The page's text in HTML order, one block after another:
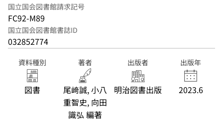
国立国会図書館請求記号
FC92-M89
国立国会図書館書誌ID
032852774
資料種別
図書
著者
尾﨑誠, 小八
重智史, 向田
識弘 編著
出版者
明治図書出版
出版年
2023.6